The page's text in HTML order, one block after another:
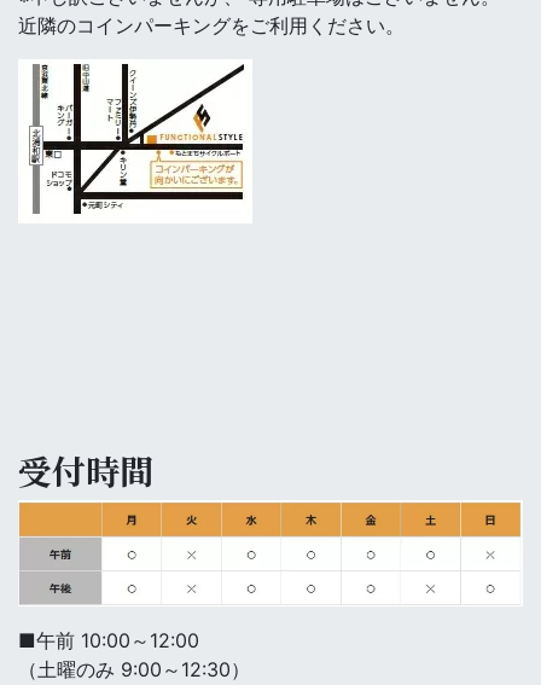
近隣のコインパーキングをご利用ください。
受付時間
■午前 10:00～12:00
（土曜のみ 9:00～12:30）